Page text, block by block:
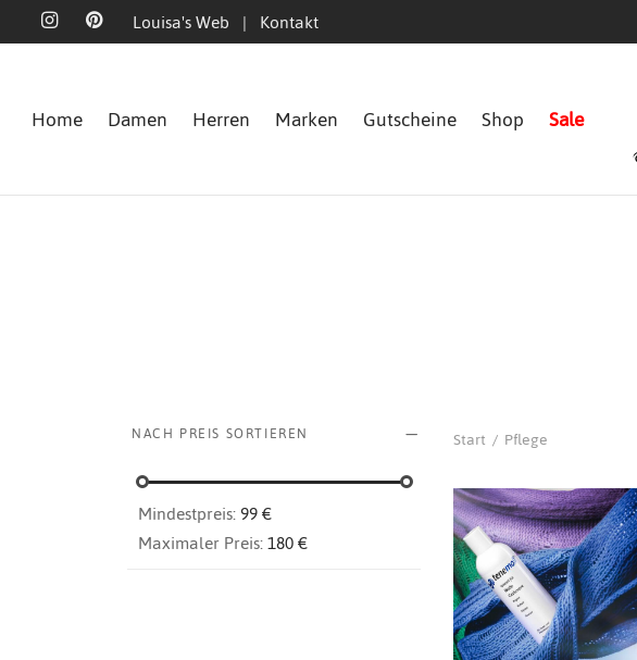
Louisa's Web | Kontakt
Home Damen Herren Marken Gutscheine Shop Sale
NACH PREIS SORTIEREN
Mindestpreis:99 €
Maximaler Preis:180 €
Start / Pflege